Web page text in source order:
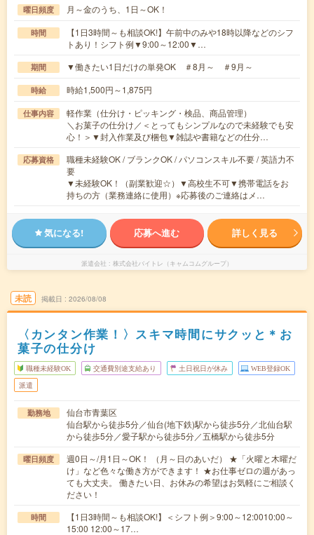
曜日頻度 月～金のうち、1日～OK！
時間
【1日3時間～も相談OK!】午前中のみや18時以降などのシフ
トあり！シフト例▼9:00～12:00▼…
期間 ▼働きたい1日だけの単発OK ＃8月～ ＃9月～
時給 時給1,500円～1,875円
仕事内容
軽作業（仕分け・ピッキング・検品、商品管理）
＼お菓子の仕分け／＜とってもシンプルなので未経験でも安
心！＞▼封入作業及び梱包▼雑誌や書籍などの仕分…
応募資格
職種未経験OK / ブランクOK / パソコンスキル不要 / 英語力不
要
▼未経験OK！（副業歓迎☆）▼高校生不可▼携帯電話をお
持ちの方（業務連絡に使用）※応募後のご連絡はメ…
気になる! 応募へ進む 詳しく見る
派遣会社 株式会社バイトレ（キャムコムグループ）
未読 掲載日 2026/08/08
〈カンタン作業！〉スキマ時間にサクッと＊お
菓子の仕分け
職種未経験OK 交通費別途支給あり 土日祝日が休み WEB登録OK
派遣
勤務地
仙台市青葉区
仙台駅から徒歩5分／仙台(地下鉄)駅から徒歩5分／北仙台駅
から徒歩5分／愛子駅から徒歩5分／五橋駅から徒歩5分
曜日頻度
週0日～/月1日～OK！ （月～日のあいだ） ★「火曜と木曜だ
け」など色々な働き方ができます！ ★お仕事ゼロの週があっ
ても大丈夫。 働きたい日、お休みの希望はお気軽にご相談く
ださい！
時間
【1日3時間～も相談OK!】＜シフト例＞9:00～12:0010:00～
15:00 12:00～17…